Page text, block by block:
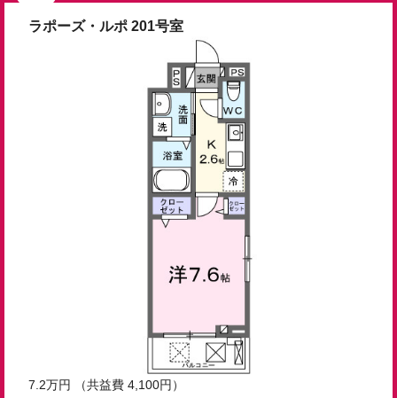
ラポーズ・ルポ 201号室
7.2万円 （共益費 4,100円）